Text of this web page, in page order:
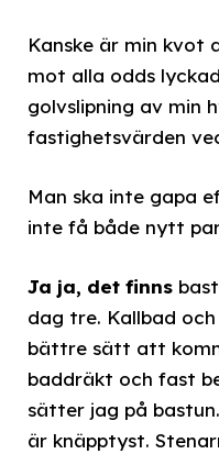
Kanske är min kvot
mot alla odds
golvslipning av min
fastighetsvärden
Man ska inte gapa
inte få både nytt
Ja ja, det finns
dag tre. Kallbad
bättre sätt att
baddräkt och fast
sätter jag på
är knäpptyst.